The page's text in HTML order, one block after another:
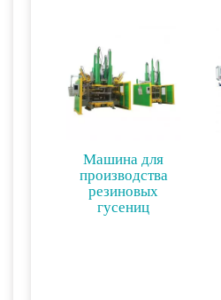
Машина для
производства
резиновых
гусениц